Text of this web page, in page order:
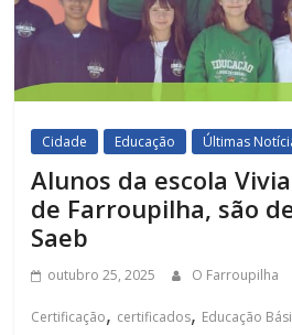
Cidade Educação Últimas
Alunos da escola
de Farroupilha, são
Saeb
outubro 25, 2025 O Farroupilha
Certificação, certificados, Educação